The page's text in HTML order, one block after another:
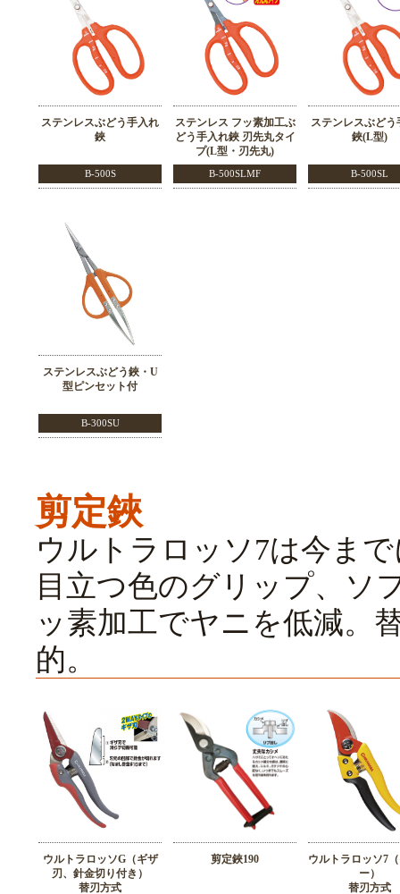
ステンレスぶどう手入れ
鋏
B-500S
ステンレス フッ素加工ぶ
どう手入れ鋏 刃先丸タイ
プ(L型・刃先丸)
B-500SLMF
ステンレスぶどう
鋏(L型)
B-500SL
ステンレスぶどう鋏・U
型ピンセット付
B-300SU
剪定鋏
ウルトラロッソ7は今ま
目立つ色のグリップ、ソ
ッ素加工でヤニを低減。
的。
ウルトラロッソG（ギザ
刃、針金切り付き）
替刃方式
剪定鋏190
ウルトラロッソ7
ー）
替刃方式